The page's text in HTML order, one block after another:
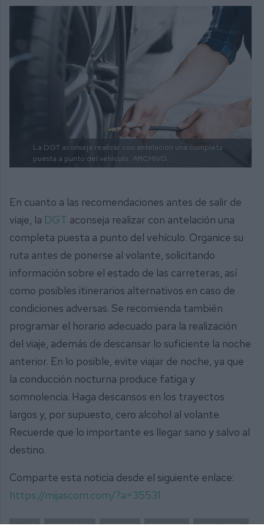
La DGT aconseja realizar con antelación una completa
puesta a punto del vehículo. ARCHIVO.
En cuanto a las recomendaciones antes de salir de
viaje, la DGT aconseja realizar con antelación una
completa puesta a punto del vehículo. Organice su
ruta antes de ponerse al volante, solicitando
información sobre el estado de las carreteras, así
como posibles itinerarios alternativos en caso de
condiciones adversas. Se recomienda también
programar el horario adecuado para la realización
del viaje, además de descansar lo suficiente la noche
anterior. En lo posible, evite viajar de noche, ya que
la conducción nocturna produce fatiga y
somnolencia. Haga descansos en los trayectos
largos y, por supuesto, cero alcohol al volante.
Recuerde que lo importante es llegar sano y salvo al
destino.
Comparte esta noticia desde el siguiente enlace:
https://mijascom.com/?a=35531